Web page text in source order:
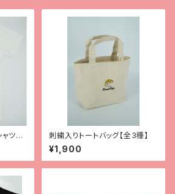
ツ
刺繍入りトートバッグ【全3種】
¥1,900